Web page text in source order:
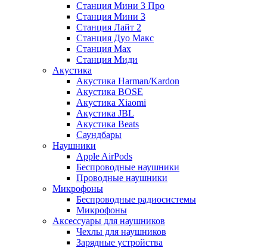
Станция Мини 3 Про
Станция Мини 3
Станция Лайт 2
Станция Дуо Макс
Станция Max
Станция Миди
Акустика
Акустика Harman/Kardon
Акустика BOSE
Акустика Xiaomi
Акустика JBL
Акустика Beats
Саундбары
Наушники
Apple AirPods
Беспроводные наушники
Проводные наушники
Микрофоны
Беспроводные радиосистемы
Микрофоны
Аксессуары для наушников
Чехлы для наушников
Зарядные устройства